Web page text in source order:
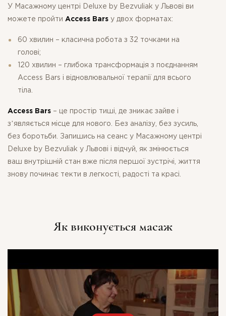
У Масажному центрі Deluxe by Bezvuliak у Львові ви
можете пройти Access Bars у двох форматах:
60 хвилин – класична робота з 32 точками на
голові;
120 хвилин – глибока трансформація з поєднанням
Access Bars і відновлювальної терапії для всього
тіла.
Access Bars – це простір тиші, де зникає зайве і
зʼявляється місце для нового. Без аналізу, без зусиль,
без боротьби. Запишись на сеанс у Масажному центрі
Deluxe by Bezvuliak у Львові і відчуй, як змінюється
ваш внутрішній стан вже після першої зустрічі, життя
знову починає текти в легкості, радості та красі.
Як виконується масаж